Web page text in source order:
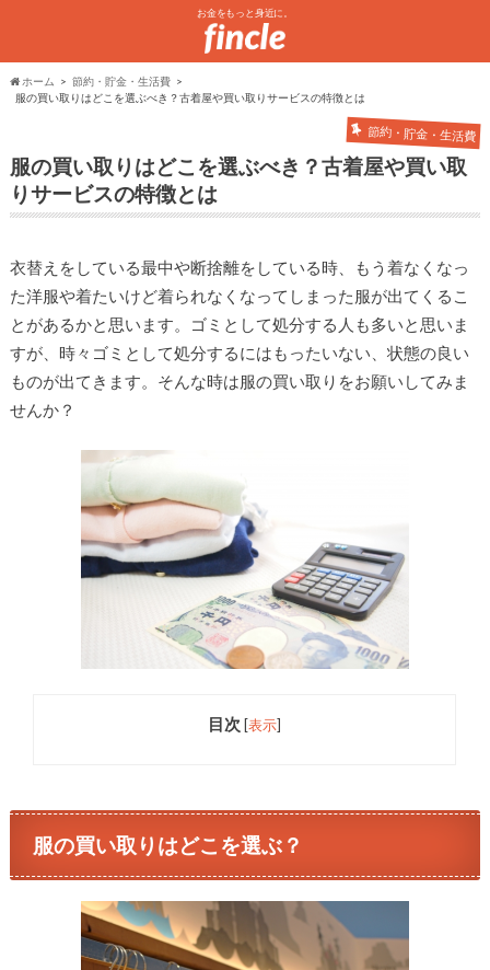
お金をもっと身近に。
ホーム
節約・貯金・生活費
服の買い取りはどこを選ぶべき？古着屋や買い取りサービスの特徴とは
節約・貯金・生活費
服の買い取りはどこを選ぶべき？古着屋や買い取
りサービスの特徴とは
衣替えをしている最中や断捨離をしている時、もう着なくなっ
た洋服や着たいけど着られなくなってしまった服が出てくるこ
とがあるかと思います。ゴミとして処分する人も多いと思いま
すが、時々ゴミとして処分するにはもったいない、状態の良い
ものが出てきます。そんな時は服の買い取りをお願いしてみま
せんか？
目次 [表示]
服の買い取りはどこを選ぶ？